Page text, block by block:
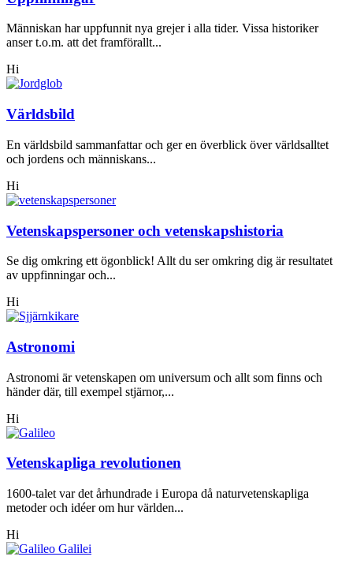
Människan har uppfunnit nya grejer i alla tider. Vissa historiker
anser t.o.m. att det framförallt...
Hi
Världsbild
En världsbild sammanfattar och ger en överblick över världsalltet
och jordens och människans...
Hi
Vetenskapspersoner och vetenskapshistoria
Se dig omkring ett ögonblick! Allt du ser omkring dig är resultatet
av uppfinningar och...
Hi
Astronomi
Astronomi är vetenskapen om universum och allt som finns och
händer där, till exempel stjärnor,...
Hi
Vetenskapliga revolutionen
1600-talet var det århundrade i Europa då naturvetenskapliga
metoder och idéer om hur världen...
Hi